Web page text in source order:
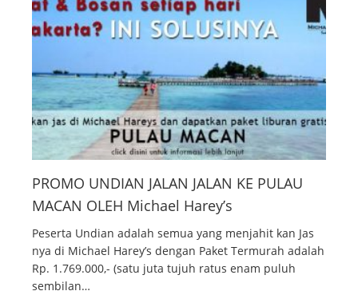
PROMO UNDIAN JALAN JALAN KE PULAU
MACAN OLEH Michael Harey’s
Peserta Undian adalah semua yang menjahit kan Jas
nya di Michael Harey’s dengan Paket Termurah adalah
Rp. 1.769.000,- (satu juta tujuh ratus enam puluh
sembilan…